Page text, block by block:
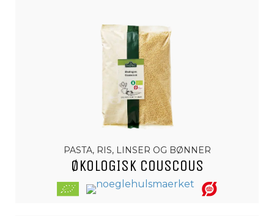
PASTA, RIS, LINSER OG BØNNER
ØKOLOGISK COUSCOUS